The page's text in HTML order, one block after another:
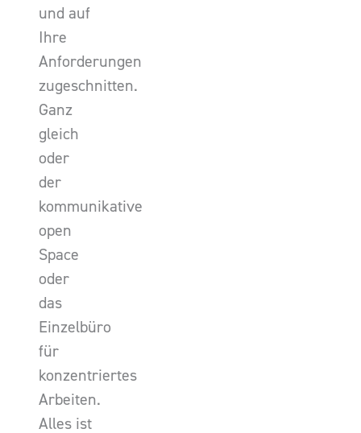
und auf
Ihre
Anforderungen
zugeschnitten.
Ganz
gleich
oder
der
kommunikative
open
Space
oder
das
Einzelbüro
für
konzentriertes
Arbeiten.
Alles ist